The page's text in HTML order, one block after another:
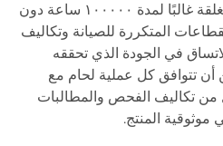
تعمل مصادر الليزر الليفي المغلقة غالبًا لمدة ١٠٠٠٠٠ ساعة دون
المتكررة للصيانة وتكاليف
في الجودة الذي تحققه
أن تتوافق كل عملية لحام مع
من تكاليف الفحص والمطالبات
موثوقية المنتج.